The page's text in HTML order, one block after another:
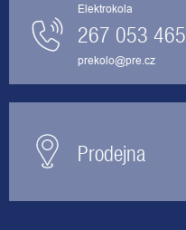
Elektrokola
267 053 465
prekolo@pre.cz
Prodejna